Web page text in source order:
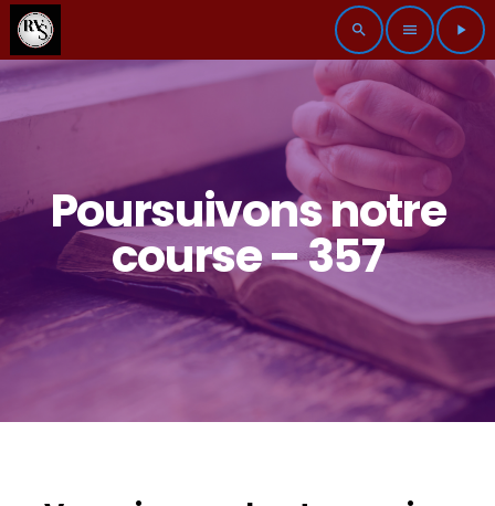
search menu play_arrow
Poursuivons notre
course – 357